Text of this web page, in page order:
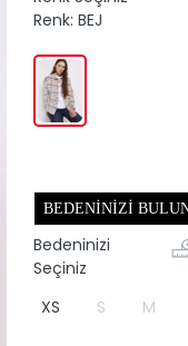
Renk: BEJ
BEDENINIZI
Bedeninizi
Seçiniz
XS S M